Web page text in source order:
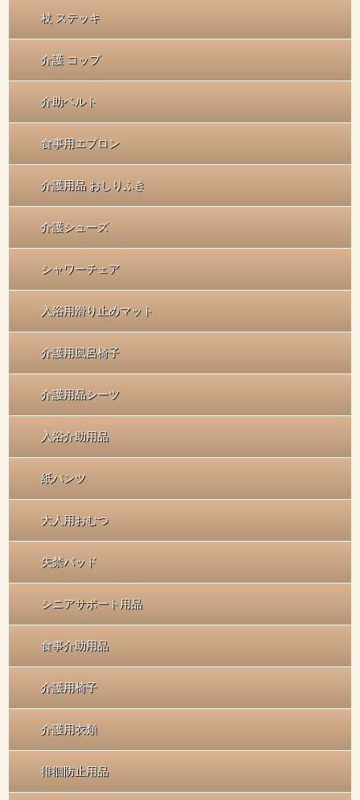
杖 ステッキ
介護 コップ
介助ベルト
食事用エプロン
介護用品 おしりふき
介護シューズ
シャワーチェア
入浴用滑り止めマット
介護用風呂椅子
介護用品シーツ
入浴介助用品
紙パンツ
大人用おむつ
失禁パッド
シニアサポート用品
食事介助用品
介護用椅子
介護用衣類
徘徊防止用品